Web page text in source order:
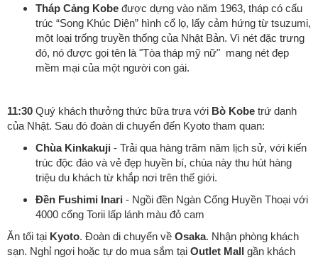
Tháp Cảng Kobe được dựng vào năm 1963, tháp có cấu
trúc “Song Khúc Diện” hình cổ lọ, lấy cảm hứng từ tsuzumi,
một loại trống truyền thống của Nhật Bản. Vì nét đặc trưng
đó, nó được gọi tên là "Tòa tháp mỹ nữ" mang nét đẹp
mềm mại của một người con gái.
11:30 Quý khách thưởng thức bữa trưa với Bò Kobe trứ danh
của Nhật. Sau đó đoàn di chuyển đến Kyoto tham quan:
Chùa Kinkakuji - Trải qua hàng trăm năm lịch sử, với kiến
trúc độc đáo và vẻ đẹp huyền bí, chùa này thu hút hàng
triệu du khách từ khắp nơi trên thế giới.
Đền Fushimi Inari - Ngồi đền Ngàn Cổng Huyền Thoại với
4000 cổng Torii lấp lánh màu đỏ cam
Ăn tối tại Kyoto. Đoàn di chuyển về Osaka. Nhận phòng khách
sạn. Nghỉ ngơi hoặc tự do mua sắm tại Outlet Mall
gần khách